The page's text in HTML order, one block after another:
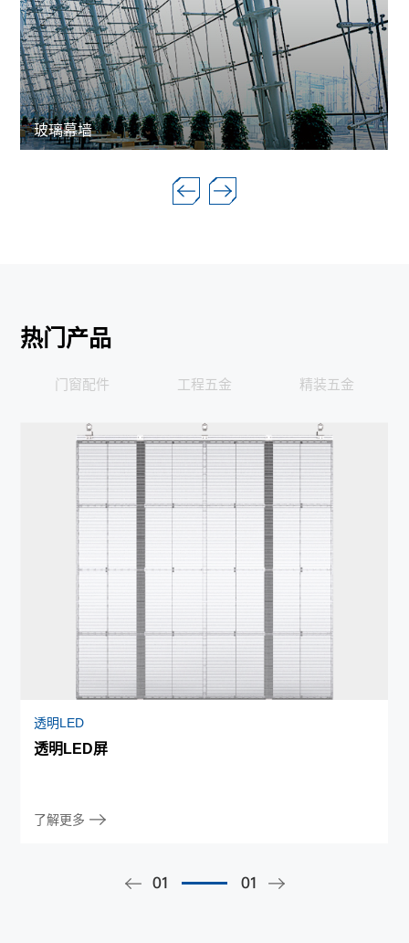
玻璃幕墙
热门产品
门窗配件 工程五金 精装五金
透明LED
透明LED屏
了解更多
01 01